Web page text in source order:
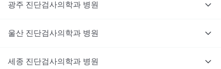
광주 진단검사의학과 병원
울산 진단검사의학과 병원
세종 진단검사의학과 병원